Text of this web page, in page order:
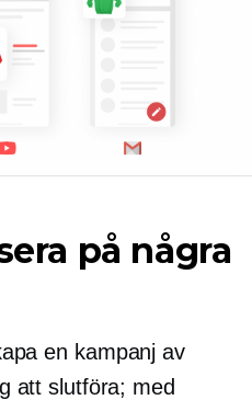
på några
en kampanj av
att slutföra; med